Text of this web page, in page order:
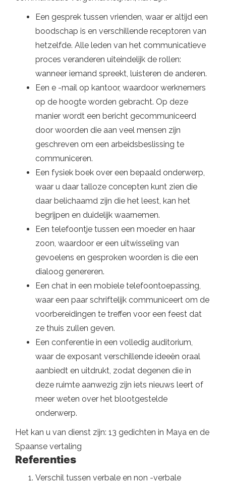
Een gesprek tussen vrienden, waar er altijd een
boodschap is en verschillende receptoren van
hetzelfde. Alle leden van het communicatieve
proces veranderen uiteindelijk de rollen:
wanneer iemand spreekt, luisteren de anderen.
Een e -mail op kantoor, waardoor werknemers
op de hoogte worden gebracht. Op deze
manier wordt een bericht gecommuniceerd
door woorden die aan veel mensen zijn
geschreven om een ​​arbeidsbeslissing te
communiceren.
Een fysiek boek over een bepaald onderwerp,
waar u daar talloze concepten kunt zien die
daar belichaamd zijn die het leest, kan het
begrijpen en duidelijk waarnemen.
Een telefoontje tussen een moeder en haar
zoon, waardoor er een uitwisseling van
gevoelens en gesproken woorden is die een
dialoog genereren.
Een chat in een mobiele telefoontoepassing,
waar een paar schriftelijk communiceert om de
voorbereidingen te treffen voor een feest dat
ze thuis zullen geven.
Een conferentie in een volledig auditorium,
waar de exposant verschillende ideeën oraal
aanbiedt en uitdrukt, zodat degenen die in
deze ruimte aanwezig zijn iets nieuws leert of
meer weten over het blootgestelde
onderwerp.
Het kan u van dienst zijn: 13 gedichten in Maya en de
Spaanse vertaling
Referenties
Verschil tussen verbale en non -verbale